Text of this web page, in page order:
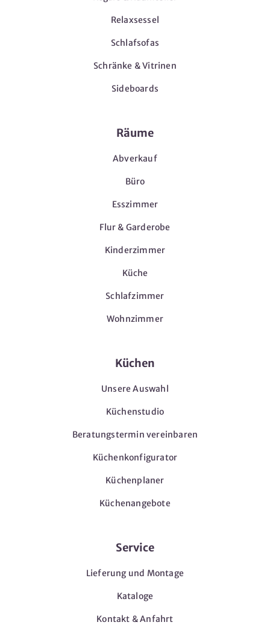
Relaxsessel
Schlafsofas
Schränke & Vitrinen
Sideboards
Räume
Abverkauf
Büro
Esszimmer
Flur & Garderobe
Kinderzimmer
Küche
Schlafzimmer
Wohnzimmer
Küchen
Unsere Auswahl
Küchenstudio
Beratungstermin vereinbaren
Küchenkonfigurator
Küchenplaner
Küchenangebote
Service
Lieferung und Montage
Kataloge
Kontakt & Anfahrt